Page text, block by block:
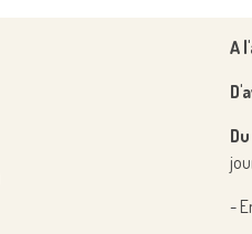
A
-